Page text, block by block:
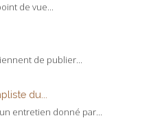
de vue...
de publier...
du...
entretien donné par...